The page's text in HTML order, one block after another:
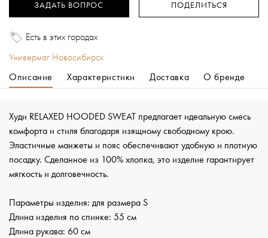
ЗАДАТЬ ВОПРОС ПОДЕЛИТЬСЯ
Есть в этих городах
Универмаг Новосибирск
Описание
Характеристики Доставка О бренде
Худи RELAXED HOODED SWEAT предлагает идеальную смесь
комфорта и стиля благодаря изящному свободному крою.
Эластичные манжеты и пояс обеспечивают удобную и плотную
посадку. Сделанное из 100% хлопка, это изделие гарантирует
мягкость и долговечность.
Параметры изделия: для размера S
Длина изделия по спинке: 55 см
Длина рукава: 60 см